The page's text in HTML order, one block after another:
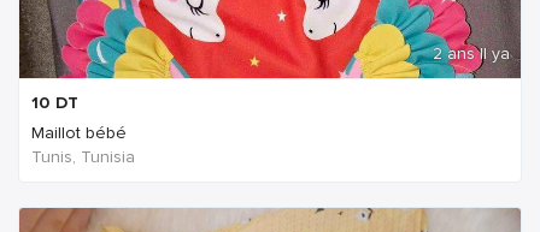
2 ans Il ya
10 DT
Maillot bébé
Tunis, Tunisia